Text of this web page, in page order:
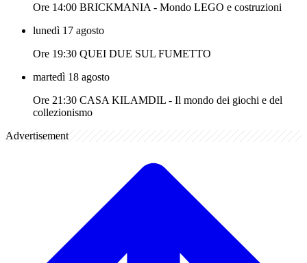
Ore 14:00 BRICKMANIA - Mondo LEGO e costruzioni
lunedì 17 agosto
Ore 19:30 QUEI DUE SUL FUMETTO
martedì 18 agosto
Ore 21:30 CASA KILAMDIL - Il mondo dei giochi e del
collezionismo
Advertisement